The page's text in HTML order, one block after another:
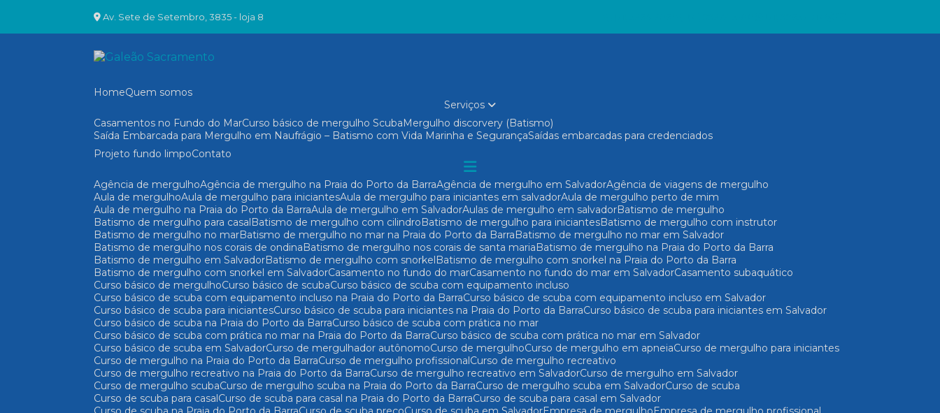
Av. Sete de Setembro, 3835 - loja 8
Home
Quem somos
Serviços
Casamentos no Fundo do Mar
Curso básico de mergulho Scuba
Mergulho discorvery (Batismo)
Saída Embarcada para Mergulho em Naufrágio – Batismo com Vida Marinha e Segurança Saídas embarcadas para credenciados
Projeto fundo limpo
Contato
Agência de mergulho Agência de mergulho na Praia do Porto da Barra Agência de mergulho em Salvador Agência de viagens de mergulho
Aula de mergulho Aula de mergulho para iniciantes Aula de mergulho para iniciantes em salvador Aula de mergulho perto de mim
Aula de mergulho na Praia do Porto da Barra Aula de mergulho em Salvador Aulas de mergulho em salvador
Batismo de mergulho
Batismo de mergulho para casal
Batismo de mergulho com cilindro Batismo de mergulho para iniciantes
Batismo de mergulho com instrutor
Batismo de mergulho no mar
Batismo de mergulho no mar na Praia do Porto da Barra
Batismo de mergulho no mar em Salvador
Batismo de mergulho nos corais de ondina
Batismo de mergulho nos corais de santa maria
Batismo de mergulho na Praia do Porto da Barra
Batismo de mergulho em Salvador
Batismo de mergulho com snorkel
Batismo de mergulho com snorkel na Praia do Porto da Barra
Batismo de mergulho com snorkel em Salvador
Casamento no fundo do mar Casamento no fundo do mar em Salvador
Casamento subaquático
Curso básico de mergulho
Curso básico de scuba
Curso básico de scuba com equipamento incluso
Curso básico de scuba com equipamento incluso na Praia do Porto da Barra
Curso básico de scuba com equipamento incluso em Salvador
Curso básico de scuba para iniciantes
Curso básico de scuba para iniciantes na Praia do Porto da Barra
Curso básico de scuba para iniciantes em Salvador
Curso básico de scuba na Praia do Porto da Barra
Curso básico de scuba com prática no mar
Curso básico de scuba com prática no mar na Praia do Porto da Barra
Curso básico de scuba com prática no mar em Salvador
Curso básico de scuba em Salvador
Curso de mergulhador autônomo Curso de mergulho Curso de mergulho em apneia
Curso de mergulho para iniciantes
Curso de mergulho na Praia do Porto da Barra
Curso de mergulho profissional
Curso de mergulho recreativo
Curso de mergulho recreativo na Praia do Porto da Barra
Curso de mergulho recreativo em Salvador
Curso de mergulho em Salvador
Curso de mergulho scuba
Curso de mergulho scuba na Praia do Porto da Barra Curso de mergulho scuba em Salvador
Curso de scuba
Curso de scuba para casal
Curso de scuba para casal na Praia do Porto da Barra
Curso de scuba para casal em Salvador